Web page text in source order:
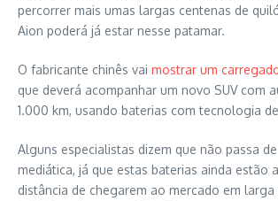
percorrer mais umas largas centenas de
Aion poderá já estar nesse patamar.
O fabricante chinês vai mostrar um
que deverá acompanhar um novo SUV com
1.000 km, usando baterias com tecnologia
Alguns especialistas dizem que não passa
mediática, já que estas baterias ainda estão
distância de chegarem ao mercado em larga